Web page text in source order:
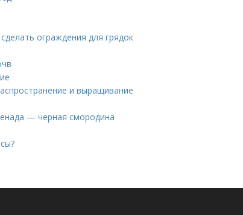
ограждения для грядок
и выращивание
— черная смородина